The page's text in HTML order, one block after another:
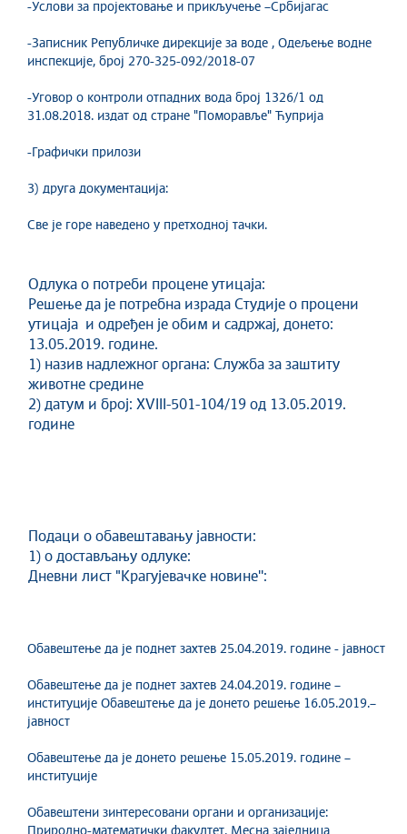
-Услови за пројектовање и прикључење –Србијагас
-Записник Републичке дирекције за воде , Одељење водне
инспекције, број 270-325-092/2018-07
-Уговор о контроли отпадних вода број 1326/1 од
31.08.2018. издат од стране "Поморавље" Ћуприја
-Графички прилози
3) друга документација:
Све је горе наведено у претходној тачки.
Одлука о потреби процене утицаја:
Решење да је потребна израда Студије о процени
утицаја и одређен је обим и садржај, донето:
13.05.2019. године.
1) назив надлежног органа: Служба за заштиту
животне средине
2) датум и број: XVIII-501-104/19 од 13.05.2019.
године
Подаци о обавештавању јавности:
1) о достављању одлуке:
Дневни лист "Крагујевачке новине'':
Обавештење да је поднет захтев 25.04.2019. године - јавност
Обавештење да је поднет захтев 24.04.2019. године –
институције Обавештење да је донето решење 16.05.2019.–
јавност
Обавештење да је донето решење 15.05.2019. године –
институције
Обавештени зинтересовани органи и организације:
Природно-математички факултет, Месна заједница